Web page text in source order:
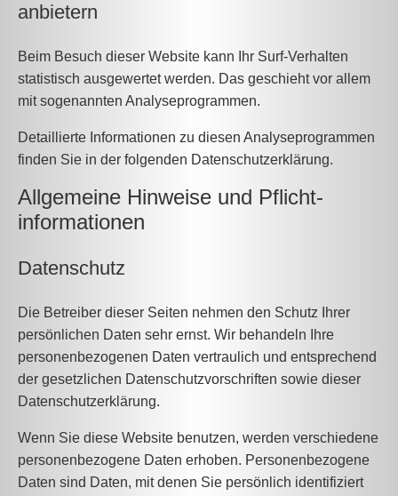
anbietern
Beim Besuch dieser Website kann Ihr Surf-Verhalten
statistisch ausgewertet werden. Das geschieht vor allem
mit sogenannten Analyseprogrammen.
Detaillierte Informationen zu diesen Analyseprogrammen
finden Sie in der folgenden Datenschutzerklärung.
Allgemeine Hinweise und Pflicht­
informationen
Datenschutz
Die Betreiber dieser Seiten nehmen den Schutz Ihrer
persönlichen Daten sehr ernst. Wir behandeln Ihre
personenbezogenen Daten vertraulich und entsprechend
der gesetzlichen Datenschutzvorschriften sowie dieser
Datenschutzerklärung.
Wenn Sie diese Website benutzen, werden verschiedene
personenbezogene Daten erhoben. Personenbezogene
Daten sind Daten, mit denen Sie persönlich identifiziert